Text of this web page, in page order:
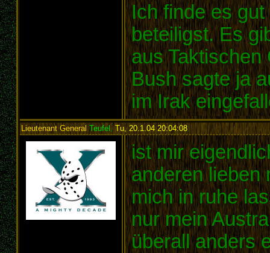
Ich finde es
beteiligst. Es
aus Taktischen
Bush sagte ja
im Irak
Lieutenant General Teufel , Tu, 20.1.04 20:04:08:
ist mir
anderen lieben
mich in ruhe
nur mein
überall anders